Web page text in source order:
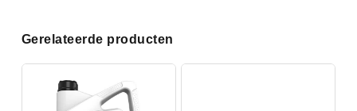
Gerelateerde producten